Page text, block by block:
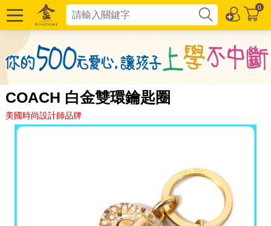
0
COACH 白金雙環鑰匙圈
美國時尚設計師品牌